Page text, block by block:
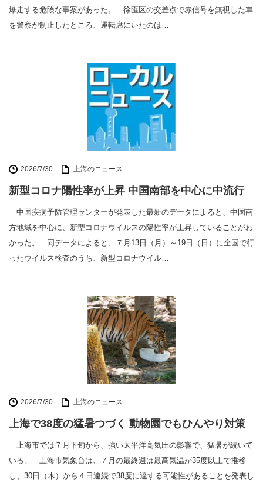
爆走する危険な事案があった。 徐匯区の交差点で赤信号を無視した車
を警察が制止したところ、運転席にいたのは…
2026/7/30 上海のニュース
新型コロナ陽性率が上昇 中国南部を中心に中流行
中国疾病予防管理センターが発表した最新のデータによると、中国南
方地域を中心に、新型コロナウイルスの陽性率が上昇していることがわ
かった。 同データによると、７月13日（月）～19日（日）に全国で行
ったウイルス検査のうち、新型コロナウイル…
2026/7/30 上海のニュース
上海で38度の猛暑つづく 動物園でもひんやり対策
上海市では７月下旬から、強い太平洋高気圧の影響で、猛暑が続いて
いる。 上海市気象台は、７月の最終週は最高気温が35度以上で推移
し、30日（木）から４日連続で38度に達する可能性があることを発表し